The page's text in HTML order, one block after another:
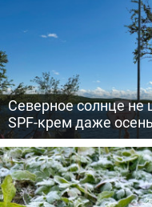
Северное солнце
SPF-крем даже